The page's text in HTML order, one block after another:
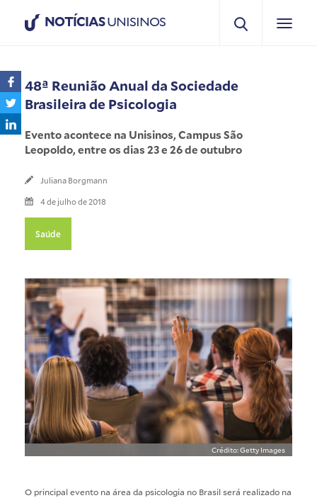
NOTÍCIASUNISINOS
48ª Reunião Anual da Sociedade
Brasileira de Psicologia
Evento acontece na Unisinos, Campus São
Leopoldo, entre os dias 23 e 26 de outubro
Juliana Borgmann
4 de julho de 2018
Saúde
Crédito: Getty Images
O principal evento na área da psicologia no Brasil será realizado na